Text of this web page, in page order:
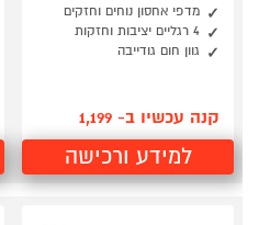
מדפי אחסון נוחים וחזקים
4 רגליים יציבות וחזקות
גוון חום גודייבה
קנה עכשיו ב- 1,199
למידע ורכישה